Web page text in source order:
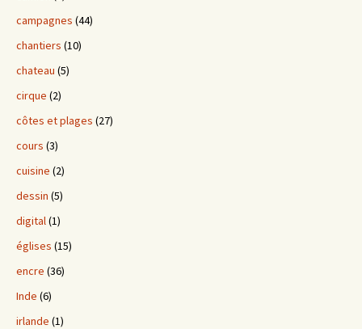
campagnes (44)
chantiers (10)
chateau (5)
cirque (2)
côtes et plages (27)
cours (3)
cuisine (2)
dessin (5)
digital(1)
églises (15)
encre (36)
Inde (6)
irlande (1)